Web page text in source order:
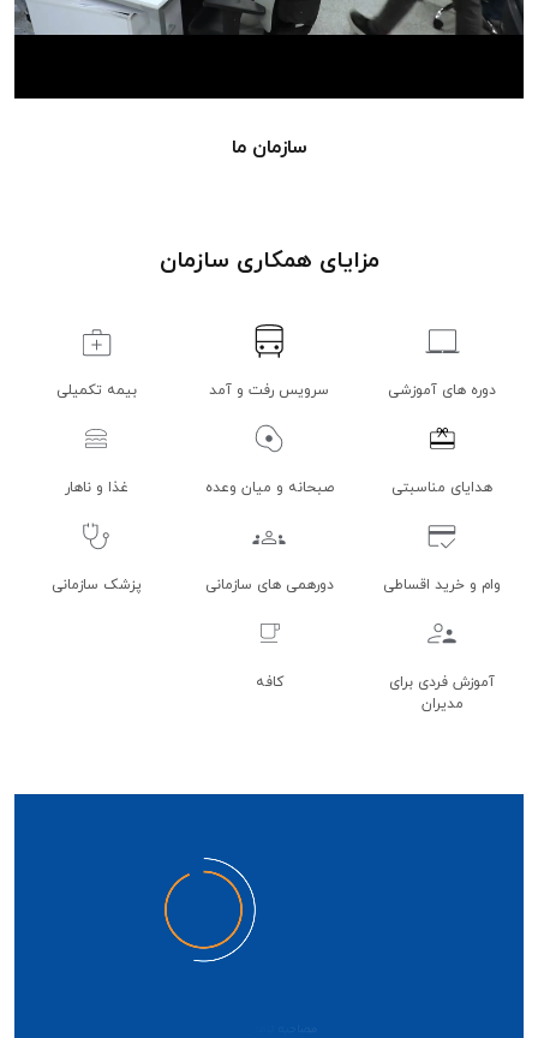
مزایای همکاری سازمان
دوره های آموزشی سرویس رفت و آمد بیمه تکمیلی
هدایای مناسبتی صبحانه و میان وعده غذا و ناهار
وام و خرید اقساطی دورهمی های سازمانی پزشک سازمانی
آموزش فردی برای
مدیران
کافه
سازمان ما